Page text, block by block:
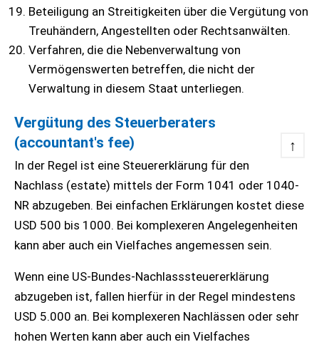
Beteiligung an Streitigkeiten über die Vergütung von
Treuhändern, Angestellten oder Rechtsanwälten.
Verfahren, die die Nebenverwaltung von
Vermögenswerten betreffen, die nicht der
Verwaltung in diesem Staat unterliegen.
Vergütung des Steuerberaters
(accountant's fee)
↑
In der Regel ist eine Steuererklärung für den
Nachlass (estate) mittels der Form 1041 oder 1040-
NR abzugeben. Bei einfachen Erklärungen kostet diese
USD 500 bis 1000. Bei komplexeren Angelegenheiten
kann aber auch ein Vielfaches angemessen sein.
Wenn eine US-Bundes-Nachlasssteuererklärung
abzugeben ist, fallen hierfür in der Regel mindestens
USD 5.000 an. Bei komplexeren Nachlässen oder sehr
hohen Werten kann aber auch ein Vielfaches